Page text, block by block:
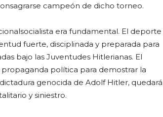
campeón de dicho torneo.
era fundamental. El deporte
fuerte, disciplinada y preparada para
bajo las Juventudes Hitlerianas. El
política para demostrar la
genocida de Adolf Hitler, quedará
y siniestro.